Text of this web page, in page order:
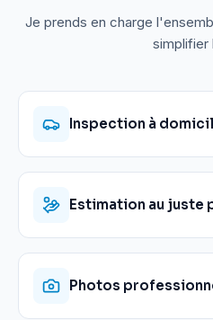
Je prends en charge
simplifier
Inspection à
Estimation au juste
Photos